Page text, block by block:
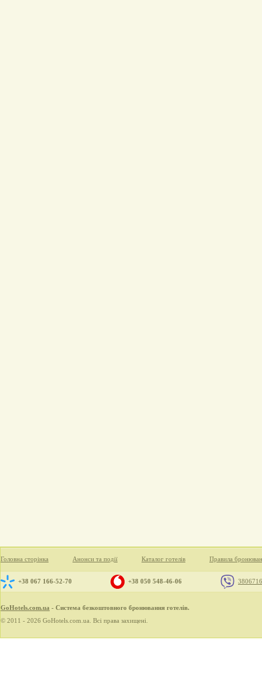
Головна сторінка Анонси та події Каталог готелів Правила
+38 067 166-52-70 +38 050 548-46-06
GoHotels.com.ua - Система безкоштовного бронювання готелів.
© 2011 - 2026 GoHotels.com.ua. Всі права захищені.